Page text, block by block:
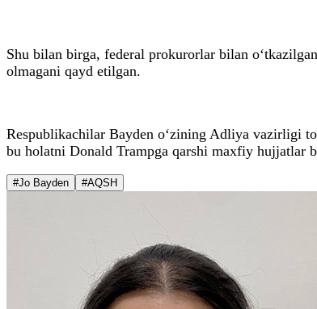
Shu bilan birga, federal prokurorlar bilan
olmagani qayd etilgan.
Respublikachilar Bayden o‘zining Adliya vazirligi
bu holatni Donald Trampga qarshi maxfiy hujjatlar
#Jo Bayden #AQSH